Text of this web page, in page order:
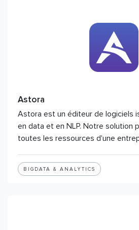
Astora
Astora est un éditeur de logiciels
en data et en NLP. Notre solution
toutes les ressources d'une
BIGDATA & ANALYTICS